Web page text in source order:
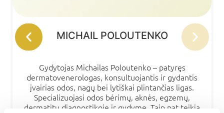
MICHAIL POLOUTENKO
Gydytojas Michailas Poloutenko – patyręs
dermatovenerologas, konsultuojantis ir gydantis
įvairias odos, nagų bei lytiškai plintančias ligas.
Specializuojasi odos bėrimų, aknės, egzemų,
dermatitų diagnostikoje ir gydyme. Taip pat teikia